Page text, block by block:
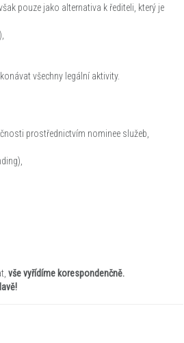
pouze jako alternativa k řediteli, který je
všechny legální aktivity.
prostřednictvím nominee služeb,
vše vyřídíme korespondenčně.